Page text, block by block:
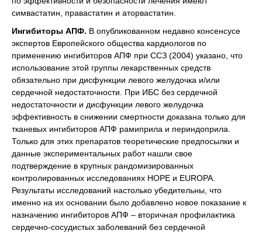
симвастатин, правастатин и аторвастатин.
Ингибиторы АПФ. В опубликованном недавно консенсусе
экспертов Европейского общества кардиологов по
применению ингибиторов АПФ при ССЗ (2004) указано, что
использование этой группы лекарственных средств
обязательно при дисфункции левого желудочка и/или
сердечной недостаточности. При ИБС без сердечной
недостаточности и дисфункции левого желудочка
эффективность в снижении смертности доказана только для
тканевых ингибиторов АПФ рамиприла и периндоприла.
Только для этих препаратов теоретические предпосылки и
данные экспериментальных работ нашли свое
подтверждение в крупных рандомизированных
контролированных исследованиях НОРЕ и EUROPA.
Результаты исследований настолько убедительны, что
именно на их основании было добавлено новое показание к
назначению ингибиторов АПФ – вторичная профилактика
сердечно-сосудистых заболеваний без сердечной